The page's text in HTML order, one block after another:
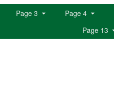
Page 3 Page 4
Page 13